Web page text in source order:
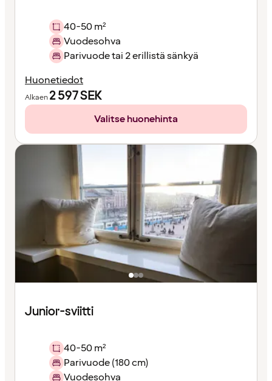
40-50 m²
Vuodesohva
Parivuode tai 2 erillistä sänkyä
Huonetiedot
Alkaen2 597SEK
Valitse huonehinta
Junior-sviitti
40-50 m²
Parivuode (180 cm)
Vuodesohva